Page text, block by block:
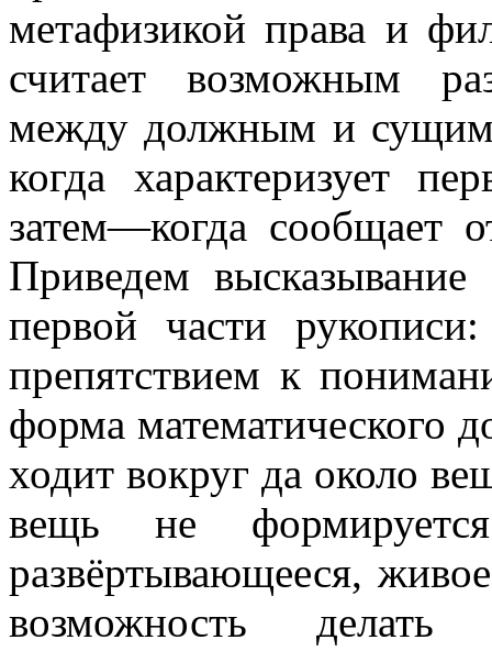
метафизикой права и
считает возможным
между должным и
когда характеризует
затем—когда сообщает
Приведем
первой части
препятствием к
форма математического
ходит вокруг да около
вещь не
развёртывающееся,
возможность